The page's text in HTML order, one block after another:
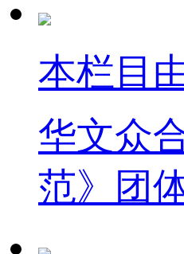
本栏目
华文众
范》团